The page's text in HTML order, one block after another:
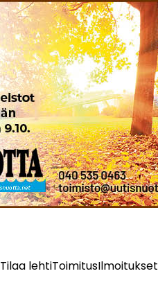
Tilaa lehtiToimitusIlmoitukset